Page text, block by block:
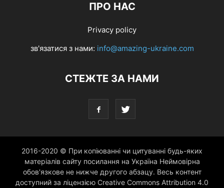
ПРО НАС
Privacy policy
зв'язатися з нами: info@amazing-ukraine.com
СТЕЖТЕ ЗА НАМИ
2016-2020 © При копіюванні чи цитуванні будь-яких
матеріалів сайту посилання на Україна Неймовірна
обов'язкове не нижче другого абзацу. Весь контент
доступний за ліцензією Creative Commons Attribution 4.0